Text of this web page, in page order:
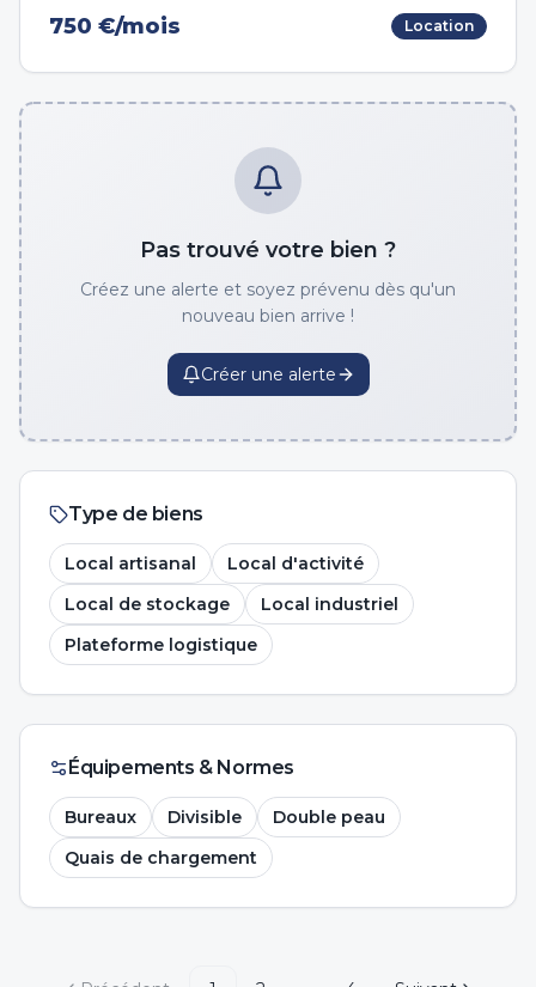
750 €/mois Location
Pas trouvé votre bien ?
Créez une alerte et soyez prévenu dès qu'un
nouveau bien arrive !
Créer une alerte
Type de biens
Local artisanal
Local d'activité
Local de stockage
Local industriel
Plateforme logistique
Équipements & Normes
Bureaux Divisible
Double peau
Quais de chargement